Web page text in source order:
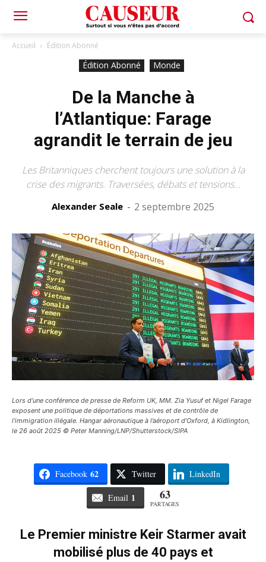
Accueil Édition Abonné
Édition Abonné Monde
De la Manche à
l’Atlantique: Farage
agrandit le terrain de jeu
Les Britanniques cherchent toujours une solution à la
crise des migrants. Traversées, débats et tensions…
Alexander Seale - 2 septembre 2025
Lors d’une conférence de presse de Reform UK, MM. Zia Yusuf et Nigel Farage
exposent une politique de déportations massives et de contrôle de
l’immigration illégale. Hangar aéronautique à l’aéroport d’Oxford, à Kidlington,
le 26 août 2025 © Peter Manning/LNP/Shutterstock/SIPA
Facebook 62 Twitter LinkedIn
Email 1 63
PARTAGES
Le Premier ministre Keir Starmer avait
mobilisé plus de 40 pays et